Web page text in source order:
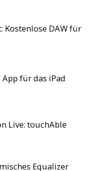
Kostenlose DAW für
App für das iPad
Live: touchAble
Equalizer